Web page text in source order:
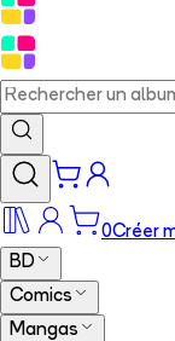
0Créer
BD
Comics
Mangas